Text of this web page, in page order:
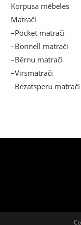
Korpusa mēbeles
Matrači
–Pocket matrači
–Bonnell matrači
–Bērnu matrači
–Virsmatrači
–Bezatsperu matrači